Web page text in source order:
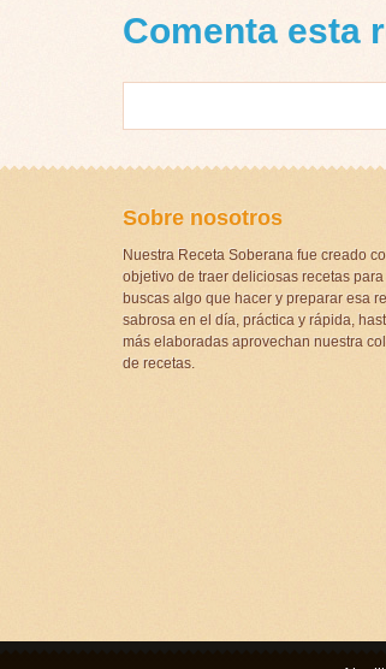
Comenta esta
Sobre nosotros
Nuestra Receta Soberana fue creado
objetivo de traer deliciosas recetas para
buscas algo que hacer y preparar esa
sabrosa en el día, práctica y rápida,
más elaboradas aprovechan nuestra
de recetas.